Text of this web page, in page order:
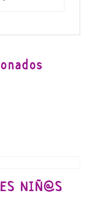
NIÑ@S